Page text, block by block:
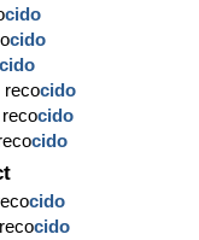
cido
cido
cido
recocido
cido
cido
cido
cido